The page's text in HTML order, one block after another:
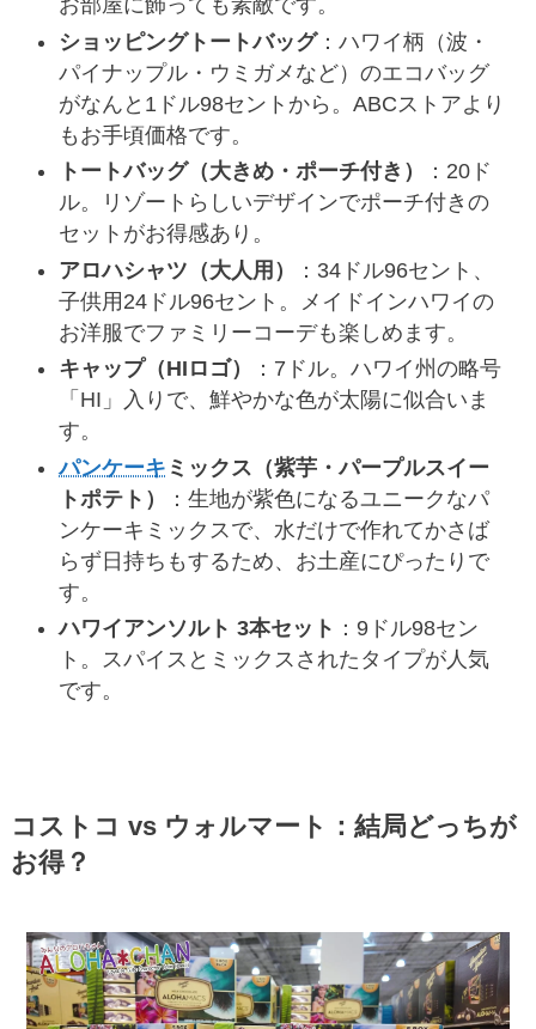
お部屋に飾っても素敵です。
ショッピングトートバッグ：ハワイ柄（波・
パイナップル・ウミガメなど）のエコバッグ
がなんと1ドル98セントから。ABCストアより
もお手頃価格です。
トートバッグ（大きめ・ポーチ付き）
：20ド
ル。リゾートらしいデザインでポーチ付きの
セットがお得感あり。
アロハシャツ（大人用）
：34ドル96セント、
子供用24ドル96セント。メイドインハワイの
お洋服でファミリーコーデも楽しめます。
キャップ（HIロゴ）
：7ドル。ハワイ州の略号
「HI」入りで、鮮やかな色が太陽に似合いま
す。
パンケーキ ミックス（紫芋・パープルスイー
トポテト）
：生地が紫色になるユニークなパ
ンケーキミックスで、水だけで作れてかさば
らず日持ちもするため、お土産にぴったりで
す。
ハワイアンソルト 3本セット ：9ドル98セン
ト。スパイスとミックスされたタイプが人気
です。
コストコ vs ウォルマート：結局どっちが
お得？